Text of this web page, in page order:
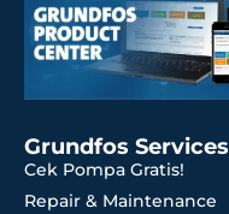
Grundfos Services
Cek Pompa Gratis!
Repair & Maintenance